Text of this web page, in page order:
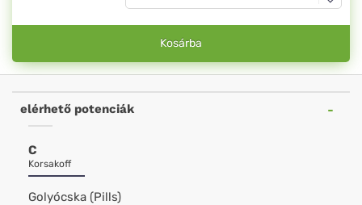
Kosárba
elérhető potenciák
C
Korsakoff
Golyócska (Pills)